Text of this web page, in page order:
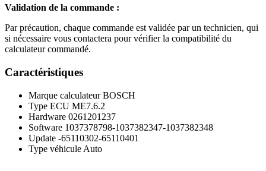
Validation de la commande :
Par précaution, chaque commande est validée par un technicien, qui
si nécessaire vous contactera pour vérifier la compatibilité du
calculateur commandé.
Caractéristiques
Marque calculateur BOSCH
Type ECU ME7.6.2
Hardware 0261201237
Software 1037378798-1037382347-1037382348
Update -65110302-65110401
Type véhicule Auto